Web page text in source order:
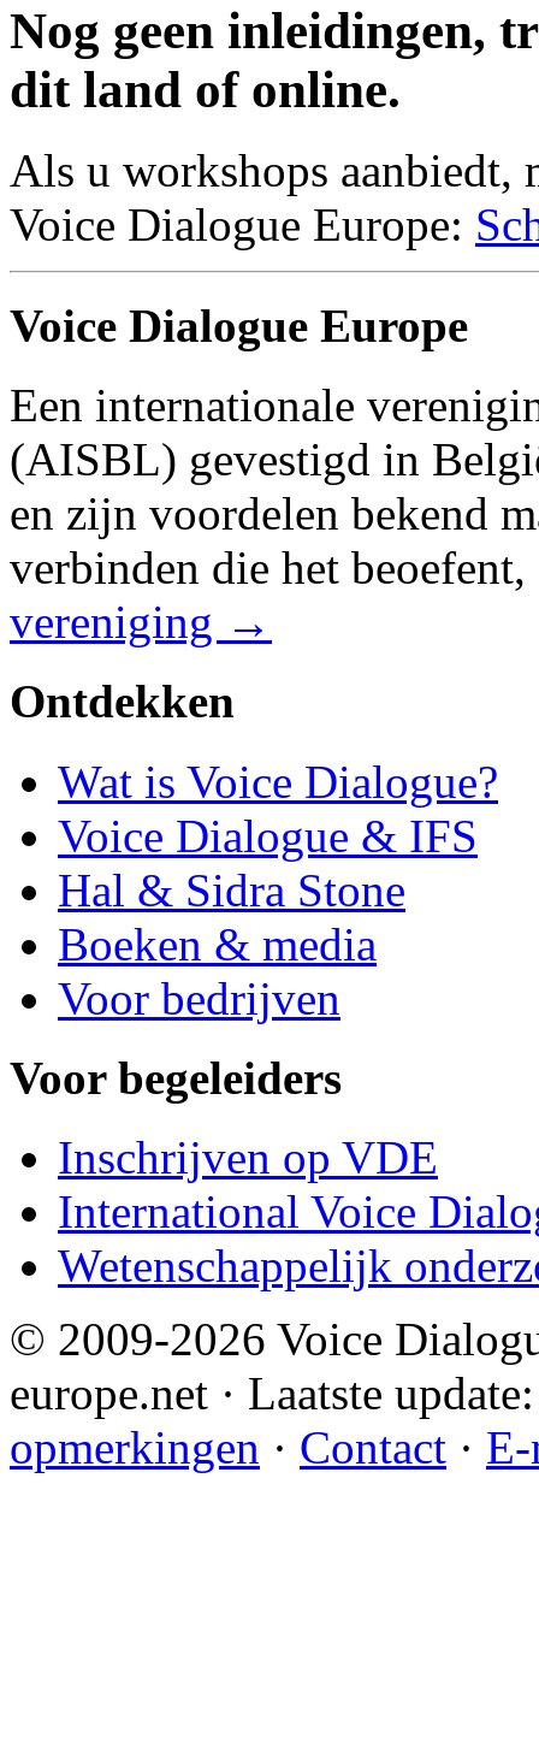
Nog geen inleidingen,
dit land of online.
Als u workshops aanbiedt,
Voice Dialogue Europe:
Voice Dialogue Europe
Een internationale
(AISBL) gevestigd in
en zijn voordelen bekend
verbinden die het
vereniging →
Ontdekken
Wat is Voice Dialogue?
Voice Dialogue & IFS
Hal & Sidra Stone
Boeken & media
Voor bedrijven
Voor begeleiders
Inschrijven op VDE
International Voice
Wetenschappelijk
© 2009-2026 Voice
europe.net · Laatste
opmerkingen · Contact ·